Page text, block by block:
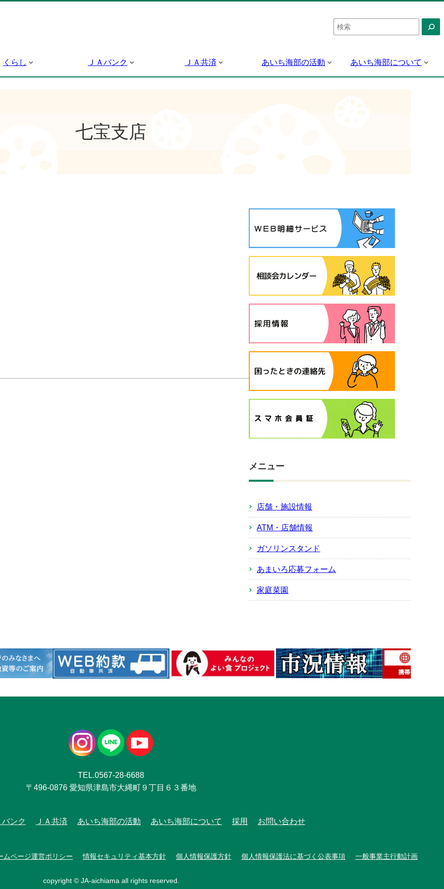
検
索
くらし ＪＡバンク ＪＡ共済 あいち海部の活動 あいち海部について
七宝支店
メニュー
店舗・施設情報
ATM・店舗情報
ガソリンスタンド
あまいろ応募フォーム
家庭菜園
TEL.0567-28-6688
〒496-0876 愛知県津島市大縄町９丁目６３番地
バンク ＪＡ共済 あいち海部の活動 あいち海部について 採用 お問い合わせ
ムページ運営ポリシー 情報セキュリティ基本方針 個人情報保護方針 個人情報保護法に基づく公表事項 一般事業主行動計画
copyright © JA-aichiama all rights reserved.